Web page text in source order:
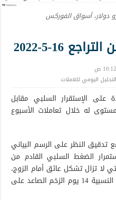
دولار، أسواق الفوركس
16-5-2022
التحليل اليومي للعملات
على الإستقرار السلبي مقابل
له خلال تعاملات الأسبوع
تدقيق النظر على الرسم البياني
إستمرار الضغط السلبي القادم من
لا تزال تشكل عائق أمام الزوج،
بالإضافة إلى فقدان مؤشر القوة النسبية 14 يوم الزخم الصاعد على